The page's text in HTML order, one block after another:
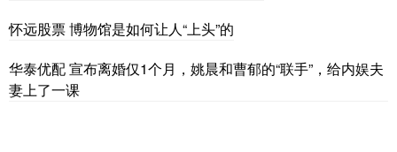
怀远股票 博物馆是如何让人“上头”的
华泰优配 宣布离婚仅1个月，姚晨和曹郁的“联手”，给内娱夫
妻上了一课